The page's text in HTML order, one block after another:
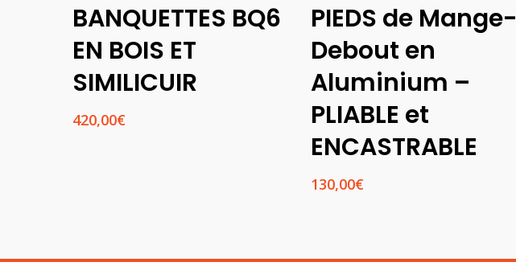
Options
BANQUETTES BQ6
EN BOIS ET
SIMILICUIR
420,00€
Panier
PIEDS de Mange-
Debout en
Aluminium –
PLIABLE et
ENCASTRABLE
130,00€